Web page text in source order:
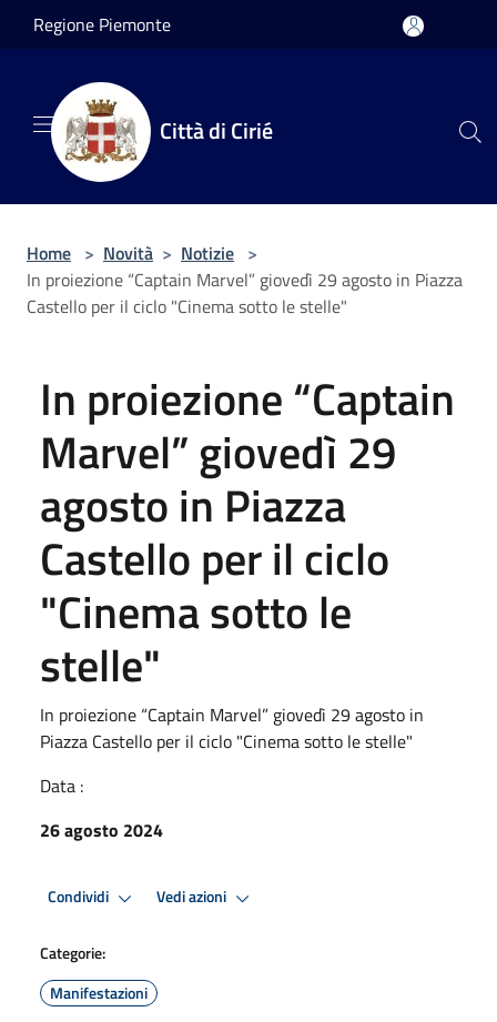
Salta al contenuto principale
Regione Piemonte
Città di Cirié
Home > Novità > Notizie >
In proiezione “Captain Marvel” giovedì 29 agosto in Piazza
Castello per il ciclo "Cinema sotto le stelle"
In proiezione “Captain
Marvel” giovedì 29
agosto in Piazza
Castello per il ciclo
"Cinema sotto le
stelle"
In proiezione “Captain Marvel” giovedì 29 agosto in
Piazza Castello per il ciclo "Cinema sotto le stelle"
Data :
26 agosto 2024
Condividi Vedi azioni
Categorie:
Manifestazioni